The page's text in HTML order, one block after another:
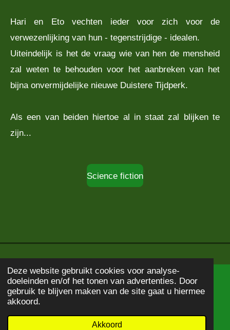
Deze website gebruikt cookies voor analyse-
doeleinden en/of het tonen van advertenties. Door
gebruik te blijven maken van de site gaat u hiermee
akkoord.
Akkoord
Hari en Eto vechten ieder voor zich voor de
verwezenlijking van hun - tegenstrijdige - idealen.
Uiteindelijk is het de vraag wie van hen de mensheid
zal weten te behouden voor het aanbreken van het
bijna onvermijdelijke nieuwe Duistere Tijdperk.
Als een van beiden hiertoe al in staat zal blijken te
zijn...
Science fiction
© 2020 - 2026Boekbeschrijving
Powered byJouwWeb